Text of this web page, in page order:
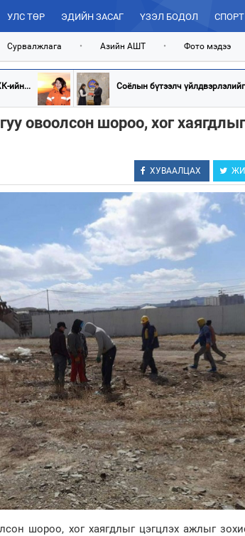
УЛС ТӨР ЭДИЙН ЗАСАГ ҮЗЭЛ БОДОЛ СПОРТ
Сурвалжлага • Азийн АШТ • Фото мэдээ
ийн... Соёлын бүтээлч
овоолсон шороо, хог хаягдлыг
ХУВААЛЦАХ
шороо, хог хаягдлыг цэгцлэх ажлыг